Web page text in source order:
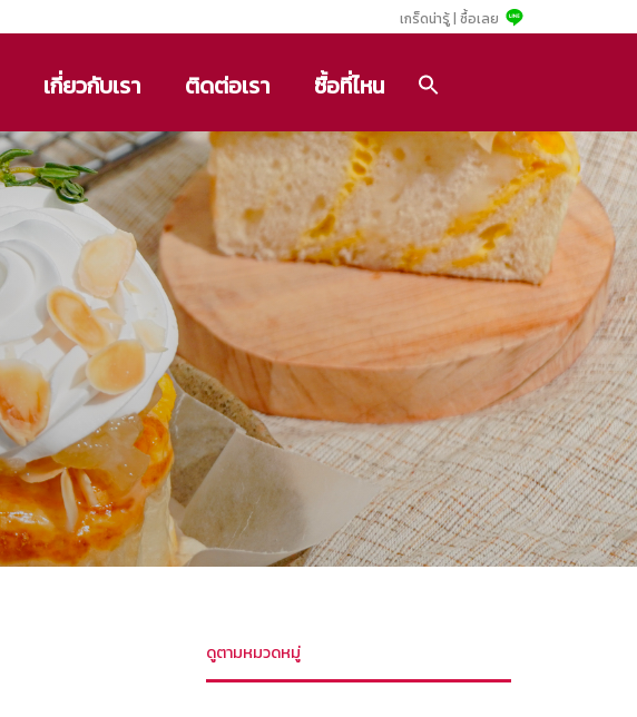
เกร็ดน่ารู้ | ซื้อเลย
เกี่ยวกับเรา ติดต่อเรา ซื้อที่ไหน
ดูตามหมวดหมู่